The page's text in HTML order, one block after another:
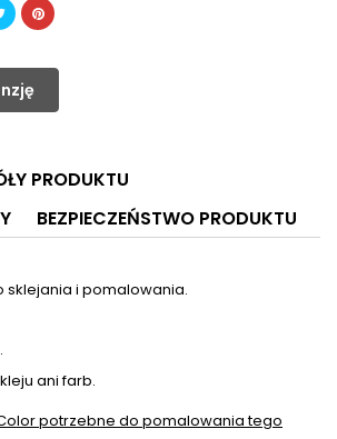
PRODUKTU
BEZPIECZEŃSTWO PRODUKTU
sklejania i pomalowania.
ani farb.
potrzebne do pomalowania tego